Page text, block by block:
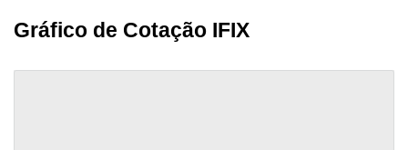
Gráfico de Cotação IFIX